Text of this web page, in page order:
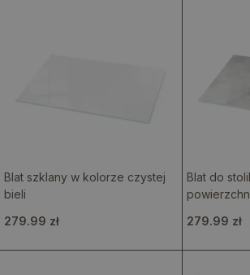
Blat szklany w kolorze czystej
bieli
279.99 zł
Blat do
279.99 zł